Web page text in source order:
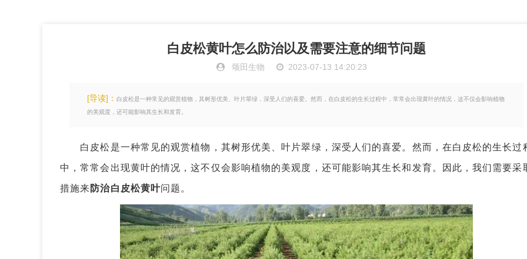
白皮松黄叶怎么防治以及需要注意的细节问题
颂田生物 2023-07-13 14:20:23
[导读]： 白皮松是一种常见的观赏植物，其树形优美、叶片翠绿，深受人们的喜爱。然而，在白皮松的生长过程中，常常会出现黄叶的情况，这不仅会影响植物
的美观度，还可能影响其生长和发育。
白皮松是一种常见的观赏植物，其树形优美、叶片翠绿，深受人们的喜爱。然而，在白皮松的生长过
中，常常会出现黄叶的情况，这不仅会影响植物的美观度，还可能影响其生长和发育。因此，我们需要采
措施来 防治白皮松黄叶问题。